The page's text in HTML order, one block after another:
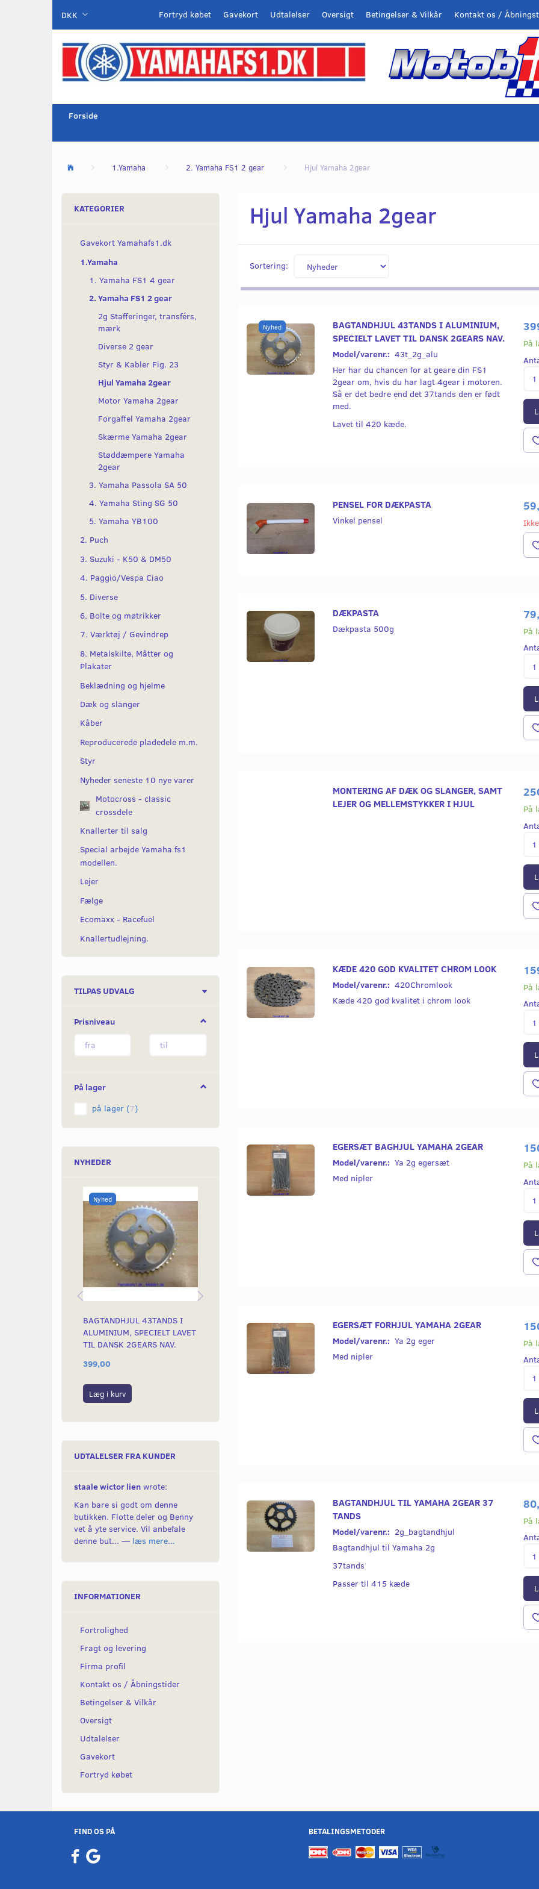
DKK Kontakt os /
Betingelser & Vilkår
Oversigt
Udtalelser
Gavekort
Fortryd købet
Forside
1.Yamaha 2. Yamaha FS1 2 gear Hjul Yamaha 2gear
KATEGORIER
Gavekort Yamahafs1.dk
1.Yamaha
1. Yamaha FS1 4 gear
2. Yamaha FS1 2 gear
2g Stafferinger, transférs,
mærk
Diverse 2 gear
Styr & Kabler Fig. 23
Hjul Yamaha 2gear
Motor Yamaha 2gear
Forgaffel Yamaha 2gear
Skærme Yamaha 2gear
Støddæmpere Yamaha
2gear
3. Yamaha Passola SA 50
4. Yamaha Sting SG 50
5. Yamaha YB100
2. Puch
3. Suzuki - K50 & DM50
4. Paggio/Vespa Ciao
5. Diverse
6. Bolte og møtrikker
7. Værktøj / Gevindrep
8. Metalskilte, Måtter og
Plakater
Beklædning og hjelme
Dæk og slanger
Kåber
Reproducerede pladedele m.m.
Styr
Nyheder seneste 10 nye varer
Motocross - classic
crossdele
Knallerter til salg
Special arbejde Yamaha fs1
modellen.
Lejer
Fælge
Ecomaxx - Racefuel
Knallertudlejning.
TILPAS UDVALG
Prisniveau
På lager
på lager (7)
NYHEDER
Nyhed
BAGTANDHJUL 43TANDS I
ALUMINIUM, SPECIELT LAVET
TIL DANSK 2GEARS NAV.
399,00
Læg i kurv
PENSEL FOR DÆKPASTA DÆKPASTA
79,00
MONTERING
SLANGER,
UDTALELSER FRA KUNDER
staale wictor lien wrote:
Kan bare si godt om denne
butikken. Flotte deler og Benny
vet å yte service. Vil anbefale
denne but... — læs mere...
INFORMATIONER
Fortrolighed
Fragt og levering
Firma profil
Kontakt os / Åbningstider
Betingelser & Vilkår
Oversigt
Udtalelser
Gavekort
Fortryd købet
Hjul Yamaha 2gear
Sortering:
Nyhed
BAGTANDHJUL 43TANDS I ALUMINIUM,
SPECIELT LAVET TIL DANSK 2GEARS NAV.
Model/varenr.: 43t_2g_alu
Her har du chancen for at geare din FS1
2gear om, hvis du har lagt 4gear i motoren.
Så er det bedre end det 37tands den er født
med.
Lavet til 420 kæde.
På
PENSEL FOR DÆKPASTA
Vinkel pensel
DÆKPASTA
Dækpasta 500g
På
MONTERING AF DÆK OG SLANGER, SAMT
LEJER OG MELLEMSTYKKER I HJUL
På
KÆDE 420 GOD KVALITET CHROM LOOK
Model/varenr.: 420Chromlook
Kæde 420 god kvalitet i chrom look
På
EGERSÆT BAGHJUL YAMAHA 2GEAR
Model/varenr.: Ya 2g egersæt
Med nipler
På
EGERSÆT FORHJUL YAMAHA 2GEAR
Model/varenr.: Ya 2g eger
Med nipler
På
BAGTANDHJUL TIL YAMAHA 2GEAR 37
TANDS
Model/varenr.: 2g_bagtandhjul
Bagtandhjul til Yamaha 2g
37tands
Passer til 415 kæde
På
FIND OS PÅ BETALINGSMETODER